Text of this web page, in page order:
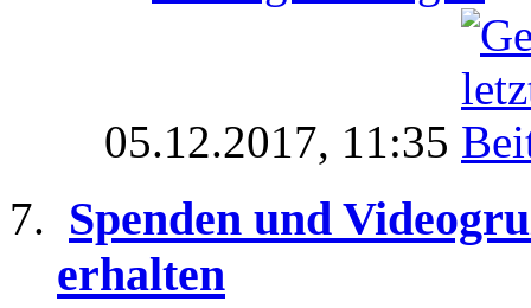
05.12.2017, 11:35
Spenden und
erhalten